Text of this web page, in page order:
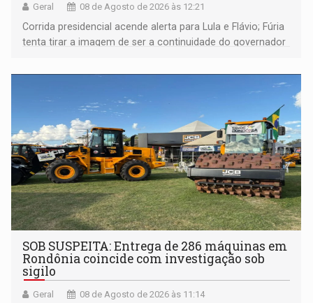
Geral 08 de Agosto de 2026 às 12:21
Corrida presidencial acende alerta para Lula e Flávio; Fúria
tenta tirar a imagem de ser a continuidade do governador
não ter entrado no modo eleição; ABAV faz evento em
SOB SUSPEITA: Entrega de 286 máquinas em
Rondônia coincide com investigação sob
sigilo
Geral 08 de Agosto de 2026 às 11:14